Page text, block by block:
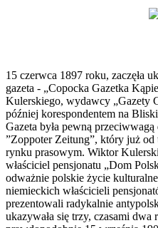
15 czerwca 1897 roku, zaczęła
gazeta - „Copocka Gazetka
Kulerskiego, wydawcy „Gazety
później korespondentem na
Gazeta była pewną
”Zoppoter Zeitung”, który już od
rynku prasowym. Wiktor
właściciel pensjonatu „Dom
odważnie polskie życie
niemieckich właścicieli
prezentowali radykalnie
ukazywała się trzy, czasami